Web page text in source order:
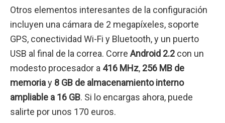
Otros elementos interesantes de la configuración
incluyen una cámara de 2 megapíxeles, soporte
GPS, conectividad Wi-Fi y Bluetooth, y un puerto
USB al final de la correa. Corre Android 2.2 con un
modesto procesador a 416 MHz, 256 MB de
memoriay 8 GB de almacenamiento interno
ampliable a 16 GB. Si lo encargas ahora, puede
salirte por unos 170 euros.